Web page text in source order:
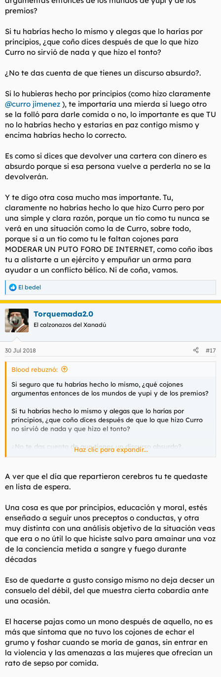
Que yo habría hecho posiblemente lo mismo que Curro,
seguro que si,
analizando la situación lo que hizo Curro no sirvió de nada y si
tenía ganas de foshar, lo que hizo simple y llanamente fue el
tonto
premios?
Si tu habrías hecho lo mismo y alegas que lo harías por
principios, ¿que coño dices después de que lo que hizo
Curro no sirvió de nada y que hizo el tonto?
¿No te das cuenta de que tienes un discurso absurdo?.
Si lo hubieras hecho por principios (como hizo claramente
@curro jimenez ), te importaría una mierda si luego otro
se la folló para darle comida o no, lo importante es que TU
no lo habrías hecho y estarías en paz contigo mismo y
encima habrías hecho lo correcto.
Es como si dices que devolver una cartera con dinero es
absurdo porque si esa persona vuelve a perderla no se la
devolverán.
Y te digo otra cosa mucho mas importante. Tu,
claramente no habrías hecho lo que hizo Curro pero por
una simple y clara razón, porque un tío como tu nunca se
verá en una situación como la de Curro, sobre todo,
porque si a un tío como tu le faltan cojones para
MODERAR UN PUTO FORO DE INTERNET, como coño ibas
tu a alistarte a un ejército y empuñar un arma para
ayudar a un conflicto bélico. Ni de coña, vamos.
R
e
a
c
c
i
e
s
El bedel
Torquemada2.0
El calzonazos del Xanadú
30 Jul 2018 #17
Blood rebuznó:
Si seguro que tu habrías hecho lo mismo, ¿qué cojones
argumentas entonces de los mundos de yupi y de los premios?
Si tu habrías hecho lo mismo y alegas que lo harías por
principios, ¿que coño dices después de que lo que hizo Curro
no sirvió de nada y que hizo el tonto?
¿No te das cuenta de que tienes un discurso absurdo?.
@curro jimenez
), te importaría una mierda si luego otro se la
folló para darle comida o no, lo importante es que TU no lo
habrías hecho y estarías en paz contigo mismo y encima
Es como si dices que devolver una cartera con dinero es
absurdo porque si esa persona vuelve a perderla no se la
devolverán.
Y te digo otra cosa mucho mas importante. Tu, claramente no
habrías hecho lo que hizo Curro pero por una simple y clara
como la de Curro, sobre todo, porque si a un tío como tu le
faltan cojones para MODERAR UN PUTO FORO DE INTERNET,
como coño ibas tu a alistarte a un ejército y empuñar un arma
para ayudar a un conflicto bélico. Ni de coña, vamos.
Haz clic para expandir...
A ver que el día que repartieron cerebros tu te quedaste
en lista de espera.
Una cosa es que por principios, educación y moral, estés
enseñado a seguir unos preceptos o conductas, y otra
muy distinta con una análisis objetivo de la situación veas
que era o no útil lo que hiciste salvo para amainar una voz
de la conciencia metida a sangre y fuego durante
décadas
Eso de quedarte a gusto consigo mismo no deja decser un
consuelo del débil, del que muestra cierta cobardia ante
una ocasión.
El hacerse pajas como un mono después de aquello, no es
más que síntoma que no tuvo los cojones de echar el
grumo y foshar cuando se moría de ganas, sin entrar en
la violencia y las amenazas a las mujeres que ofrecían un
rato de sepso por comida.